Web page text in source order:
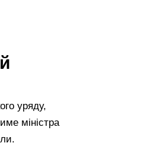
уряду,
міністра